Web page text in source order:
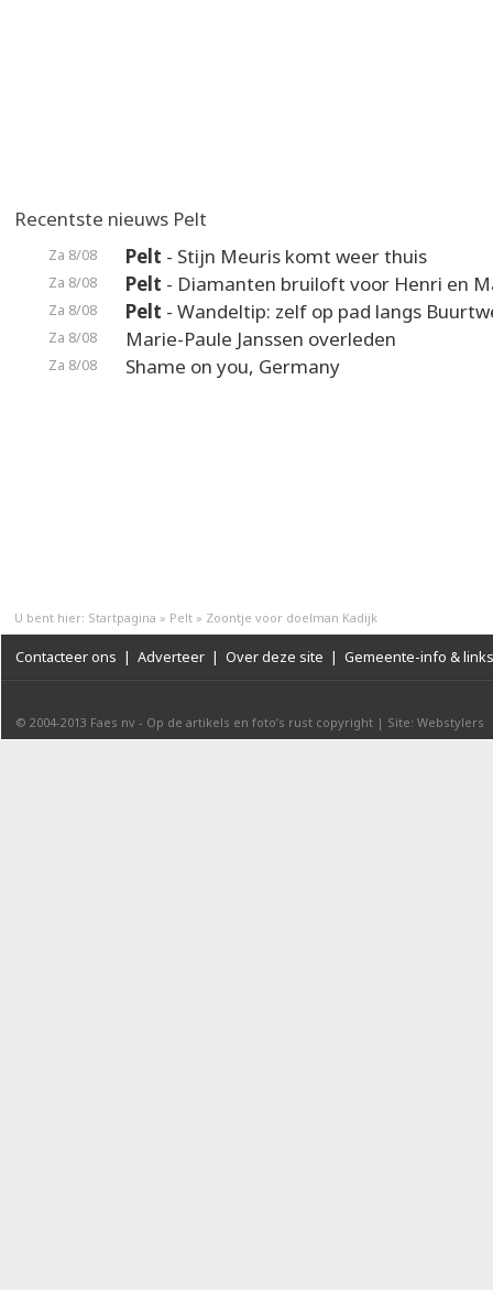
Recentste nieuws Pelt
Za 8/08 Pelt - Stijn Meuris komt weer thuis
Za 8/08 Pelt - Diamanten bruiloft voor Henri en
Za 8/08 Pelt - Wandeltip: zelf op pad langs
Za 8/08 Marie-Paule Janssen overleden
Za 8/08 Shame on you, Germany
U bent hier: Startpagina » Pelt » Zoontje voor doelman Kadijk
Contacteer ons | Adverteer | Over deze site | Gemeente-info & links
© 2004-2013 Faes nv - Op de artikels en foto’s rust copyright | Site: Webstylers